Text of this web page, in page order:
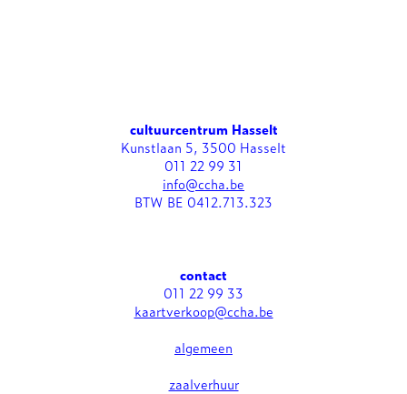
cultuurcentrum Hasselt
Kunstlaan 5, 3500 Hasselt
011 22 99 31
info@ccha.be
BTW BE 0412.713.323
contact
011 22 99 33
kaartverkoop@ccha.be
algemeen
zaalverhuur